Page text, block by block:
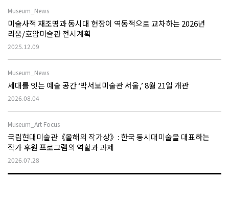
Museum_News
미술사적 재조명과 동시대 현장이 역동적으로 교차하는 2026년
리움/호암미술관 전시계획
2025.12.09
Museum_News
세대를 잇는 예술 공간 ‘박서보미술관 서울,’ 8월 21일 개관
2026.08.04
Museum_Art Focus
국립현대미술관《올해의 작가상》: 한국 동시대미술을 대표하는
작가 후원 프로그램의 역할과 과제
2026.07.28